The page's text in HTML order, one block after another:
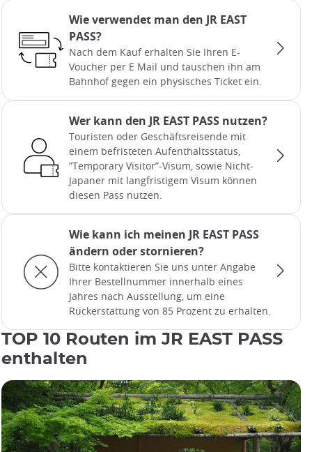
Wie verwendet man den JR EAST
PASS?
Nach dem Kauf erhalten Sie Ihren E-
Voucher per E Mail und tauschen ihn am
Bahnhof gegen ein physisches Ticket ein.
Wer kann den JR EAST PASS nutzen?
Touristen oder Geschäftsreisende mit
einem befristeten Aufenthaltsstatus,
”Temporary Visitor”-Visum, sowie Nicht-
Japaner mit langfristigem Visum können
diesen Pass nutzen.
Wie kann ich meinen JR EAST PASS
ändern oder stornieren?
Bitte kontaktieren Sie uns unter Angabe
Ihrer Bestellnummer innerhalb eines
Jahres nach Ausstellung, um eine
Rückerstattung von 85 Prozent zu erhalten.
TOP 10 Routen im JR EAST PASS
enthalten